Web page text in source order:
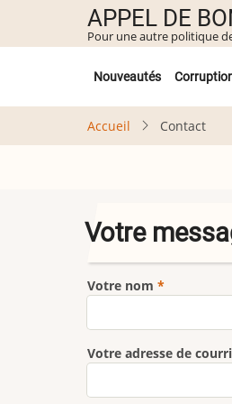
contenu
APPEL DE
Pour une autre politique
Untermenü
Nouveautés
Accueil Contact
Votre
Votre nom
Votre adresse de